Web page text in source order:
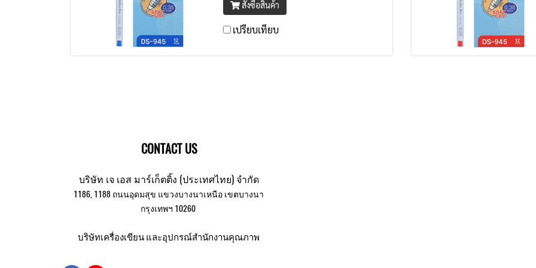
สั่งซื้อสินค้า
เปรียบเทียบ
CONTACT US
บริษัท เจ เอส มาร์เก็ตติ้ง (ประเทศไทย) จำกัด
1186, 1188 ถนนอุดมสุข แขวงบางนาเหนือ เขตบางนา
กรุงเทพฯ 10260
บริษัทเครื่องเขียน และอุปกรณ์สำนักงานคุณภาพ